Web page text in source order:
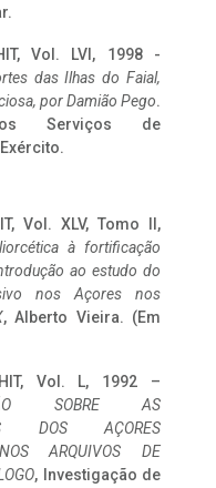
Vol. LVI, 1998 -
das Ilhas do Faial,
por Damião Pego.
Serviços de
Vol. XLV, Tomo II,
à fortificação
ao estudo do
nos Açores nos
, Alberto Vieira. (Em
Vol. L, 1992 –
SOBRE AS
DOS AÇORES
ARQUIVOS DE
, Investigação de